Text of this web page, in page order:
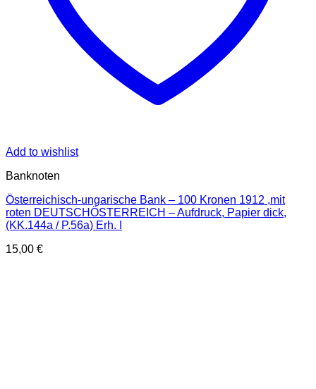
Add to wishlist
Banknoten
Österreichisch-ungarische Bank – 100 Kronen 1912 ,mit
roten DEUTSCHÖSTERREICH – Aufdruck, Papier dick,
(KK.144a / P.56a) Erh. I
15,00 €